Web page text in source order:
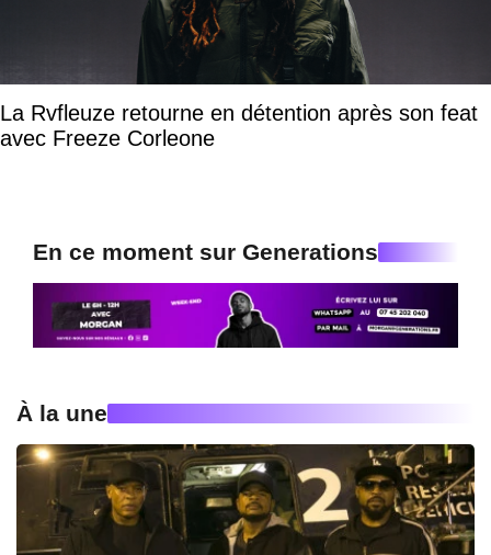
La Rvfleuze retourne en détention après son feat
avec Freeze Corleone
En ce moment sur Generations
À la une